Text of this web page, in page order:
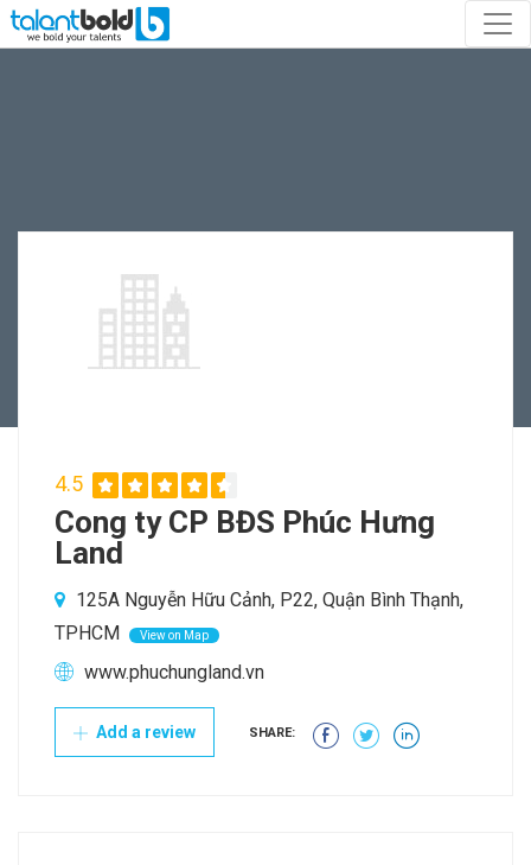
4.5
Cong ty CP BĐS Phúc Hưng
Land
125A Nguyễn Hữu Cảnh, P22, Quận Bình Thạnh,
TPHCM
View on Map
www.phuchungland.vn
Add a review SHARE: